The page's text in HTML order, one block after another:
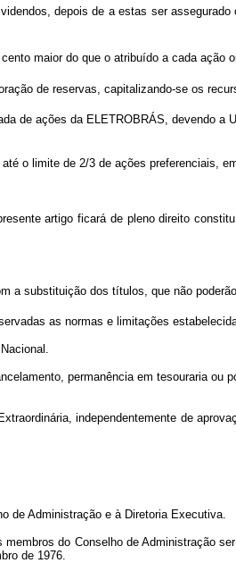
depois de a estas ser
maior do que o atribuído a cada ação
de reservas, capitalizando-se os
de ações da ELETROBRÁS, devendo a
o limite de 2/3 de ações preferenciais,
artigo ficará de pleno direito
a substituição dos títulos, que não
as normas e limitações
permanência em tesouraria ou
independentemente de
Administração e à Diretoria Executiva.
do Conselho de Administração
de 1976.